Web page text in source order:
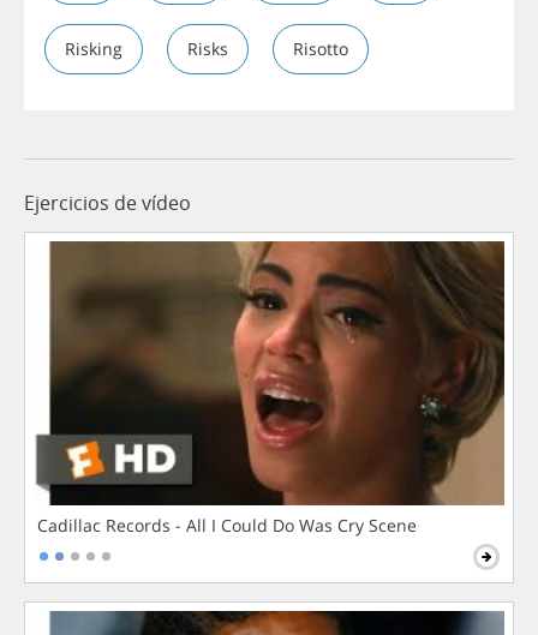
Risking Risks Risotto
Ejercicios de vídeo
Cadillac Records - All I Could Do Was Cry Scene